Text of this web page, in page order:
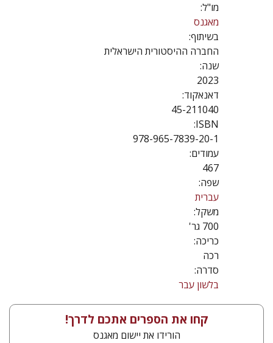
מו"ל:
מאגנס
בשיתוף:
החברה ההיסטורית הישראלית
שנה:
2023
דאנאקוד:
45-211040
ISBN:
978-965-7839-20-1
עמודים:
467
שפה:
עברית
משקל:
700 גר'
כריכה:
רכה
סדרה:
בלשון עבר
קחו את הספרים אתכם לדרך!
הורידו את יישום מאגנס